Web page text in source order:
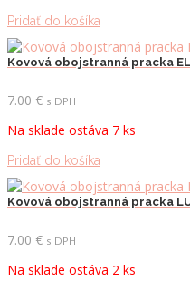
Pridať do košíka
Kovová obojstranná pracka
7.00 € s DPH
Na sklade ostáva 7 ks
Pridať do košíka
Kovová obojstranná pracka
7.00 € s DPH
Na sklade ostáva 2 ks